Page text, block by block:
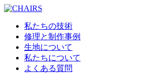
私たちの技術
修理と制作事例
生地について
私たちについて
よくある質問